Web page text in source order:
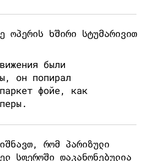
ოპერის ხშირი სტუმარივით
были
он попирал
фойе, как
რომ პარიზული
სფეროში დაკანონებულია